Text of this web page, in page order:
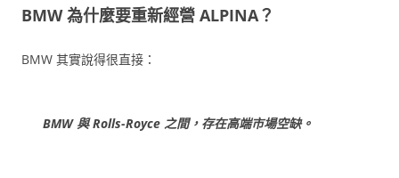
BMW 為什麼要重新經營 ALPINA？
BMW 其實說得很直接：
BMW 與 Rolls-Royce 之間，存在高端市場空缺。